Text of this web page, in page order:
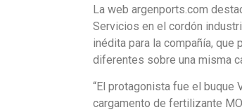
La web argenports.com
Servicios en el cordón
inédita para la compañía,
diferentes sobre una misma
“El protagonista fue el buque
cargamento de fertilizante